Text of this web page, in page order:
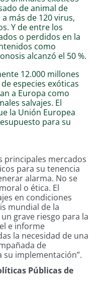
de animal de
más de 120 virus,
Y de entre los
o perdidos en la
como
alcanzó el 50 %.
12.000 millones
especies exóticas
a Europa como
salvajes. El
la Unión Europea
para su
principales mercados
para su tenencia
alarma. No se
o ética. El
en condiciones
mundial de la
grave riesgo para la
e informe
la necesidad de una
de
implementación”.
Públicas de